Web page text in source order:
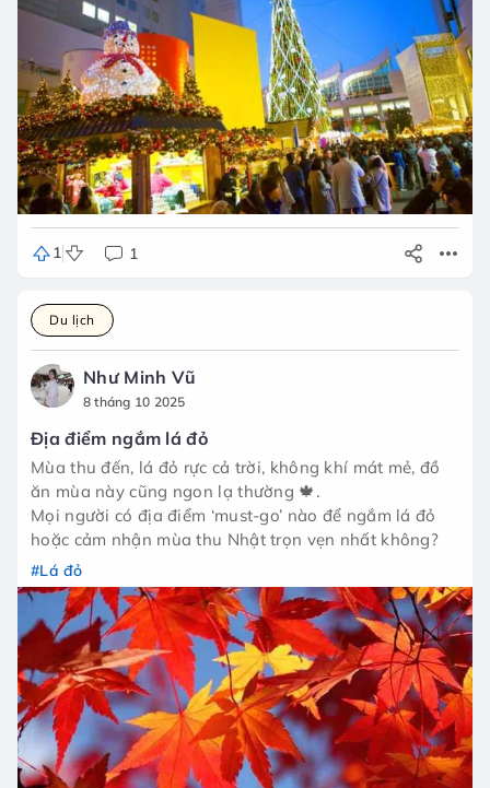
1 1
Du lịch
Như Minh Vũ
8 tháng 10 2025
Địa điểm ngắm lá đỏ
Mùa thu đến, lá đỏ rực cả trời, không khí mát mẻ, đồ
ăn mùa này cũng ngon lạ thường 🍁.
Mọi người có địa điểm ‘must-go’ nào để ngắm lá đỏ
hoặc cảm nhận mùa thu Nhật trọn vẹn nhất không?
#Lá đỏ